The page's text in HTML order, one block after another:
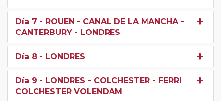
Día 7 - ROUEN - CANAL DE LA MANCHA -
CANTERBURY - LONDRES
Día 8 - LONDRES
Día 9 - LONDRES - COLCHESTER - FERRI
COLCHESTER VOLENDAM